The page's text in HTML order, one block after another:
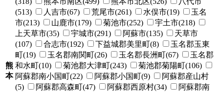
熊
本
(513)
人吉市(67) 荒尾市(261) 水俣市(19)
玉名
市(213)
山鹿市(179) 菊池市(252)
宇土市(218)
上天草市(35)
宇城市(291) 阿蘇市(135)
天草市
(107)
合志市(192) 下益城郡美里町(8)
玉名郡玉東
町(19)
玉名郡南関町(26) 玉名郡長洲町(67)
玉名郡
和水町(10)
菊池郡大津町(243)
菊池郡菊陽町(106)
阿蘇郡南小国町(22)
阿蘇郡小国町(9)
阿蘇郡産山村
(5)
阿蘇郡高森町(47) 阿蘇郡西原村(34)
阿蘇郡南